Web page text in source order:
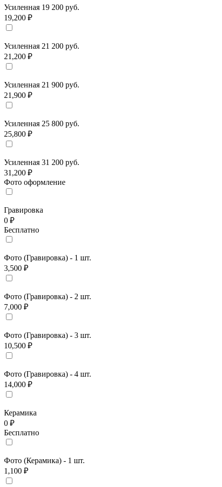
Усиленная 19 200 руб.
19,200 ₽
Усиленная 21 200 руб.
21,200 ₽
Усиленная 21 900 руб.
21,900 ₽
Усиленная 25 800 руб.
25,800 ₽
Усиленная 31 200 руб.
31,200 ₽
Фото оформление
Гравировка
0 ₽
Бесплатно
Фото (Гравировка) - 1 шт.
3,500 ₽
Фото (Гравировка) - 2 шт.
7,000 ₽
Фото (Гравировка) - 3 шт.
10,500 ₽
Фото (Гравировка) - 4 шт.
14,000 ₽
Керамика
0 ₽
Бесплатно
Фото (Керамика) - 1 шт.
1,100 ₽